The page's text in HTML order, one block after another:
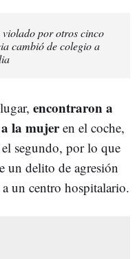
por otros cinco
cambió de colegio a
encontraron a
la mujeren el coche,
segundo, por lo que
un delito de agresión
un centro hospitalario.